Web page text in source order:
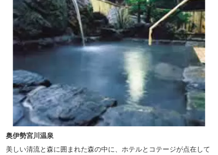
奥伊勢宮川温泉
美しい清流と森に囲まれた森の中に、ホテルとコテージが点在して